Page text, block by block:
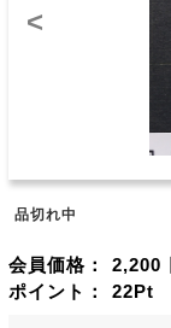
<
品切れ中
会員価格： 2,200
ポイント： 22Pt